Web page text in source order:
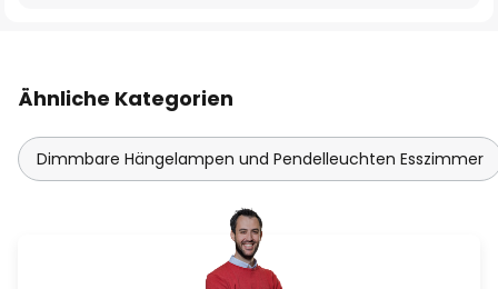
Ähnliche Kategorien
Dimmbare Hängelampen und Pendelleuchten Esszimmer